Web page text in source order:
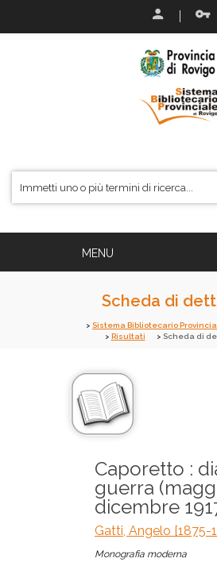
Scheda di
Sistema Bibliotecario
Risultati
Scheda di
Caporetto :
guerra
dicembre
Gatti, Angelo [1875-
Monografia moderna